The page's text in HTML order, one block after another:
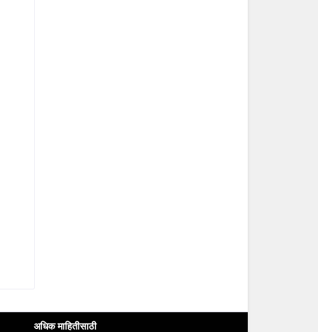
अधिक माहितीसाठी